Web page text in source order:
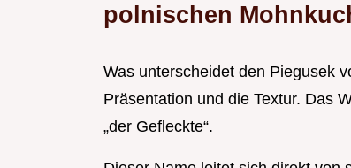
polnischen
Was unterscheidet den Piegusek
Präsentation und die Textur. Das
„der Gefleckte“.